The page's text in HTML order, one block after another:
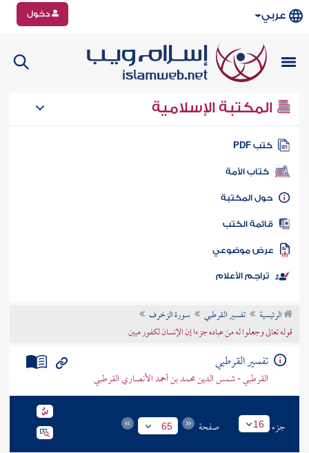
عربي دخول
المكتبة الإسلامية
كتب PDF
كتاب الأمة
المكتبة
الكتب
موضوعي
تراجم الأعلام
الرئيسية تفسير القرطبي
سورة الزخرف
قوله تعالى وجعلوا له من عباده جزءا إن الإنسان لكفور مبين
تفسير القرطبي
القرطبي - شمس الدين محمد بن أحمد الأنصاري القرطبي
جزء 16 صفحة 65